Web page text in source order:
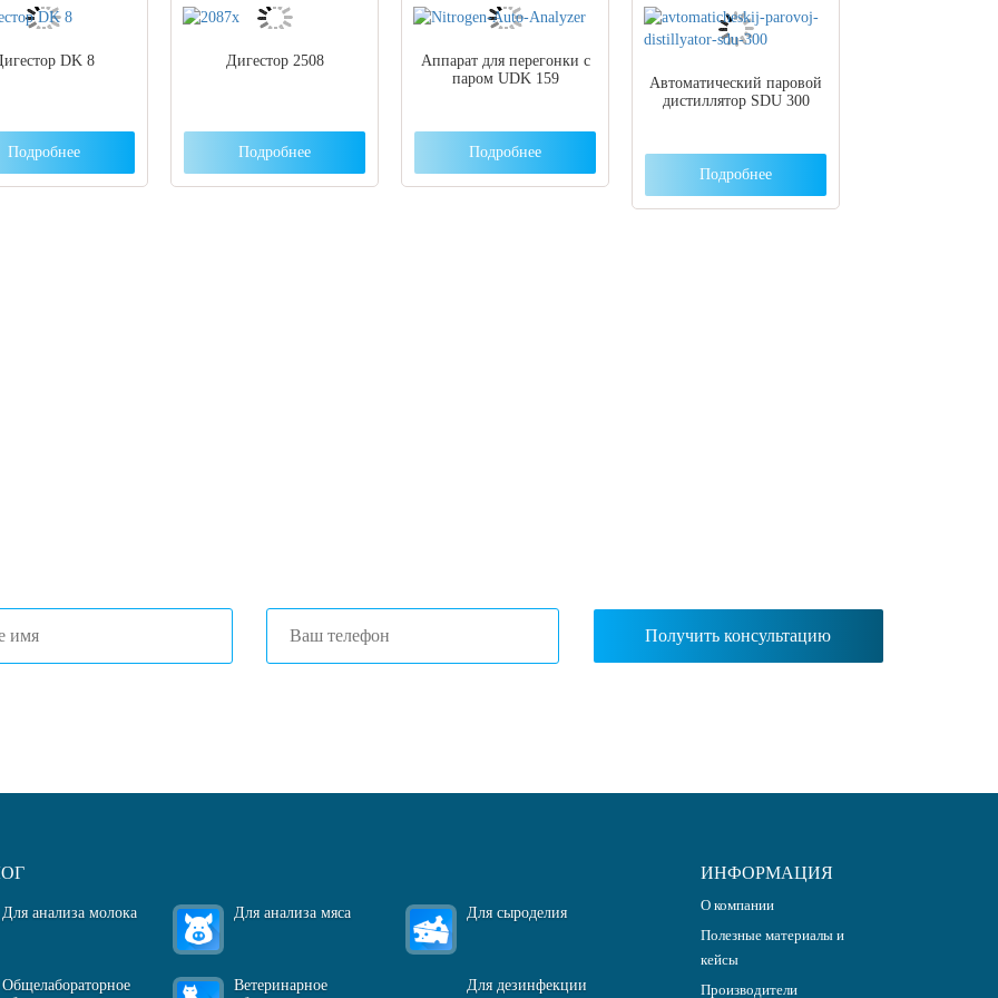
DK 8
Подробнее
Дигестор 2508
Подробнее
Аппарат для перегонки с
паром UDK 159
Подробнее
Автоматический паровой
дистиллятор SDU 300
Подробнее
Для анализа молока Для анализа мяса Для сыроделия
Общелабораторное
Ветеринарное
Для дезинфекции
ИНФОРМАЦИЯ
О компании
Полезные материалы и
кейсы
Производители